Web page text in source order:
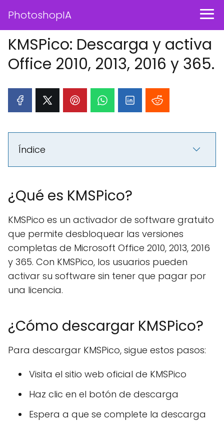
PhotoshopIA
KMSPico: Descarga y activa
Office 2010, 2013, 2016 y 365.
Índice
¿Qué es KMSPico?
KMSPico es un activador de software gratuito
que permite desbloquear las versiones
completas de Microsoft Office 2010, 2013, 2016
y 365. Con KMSPico, los usuarios pueden
activar su software sin tener que pagar por
una licencia.
¿Cómo descargar KMSPico?
Para descargar KMSPico, sigue estos pasos:
Visita el sitio web oficial de KMSPico
Haz clic en el botón de descarga
Espera a que se complete la descarga